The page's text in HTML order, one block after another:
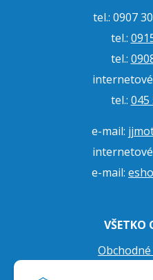
tel.:
tel.:
tel.:
tel.: 045
e-mail:
e-mail:
VŠETKO